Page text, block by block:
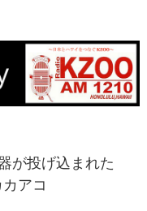
が投げ込まれた
アコ